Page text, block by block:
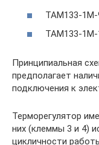
ТАМ133-1М-
ТАМ133-1М-
Принципиальная
предполагает
подключения к
Терморегулятор
них (клеммы 3 и 4)
цикличности